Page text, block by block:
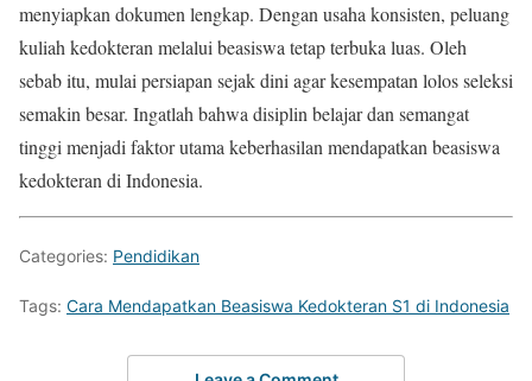
menyiapkan dokumen lengkap. Dengan usaha konsisten, peluang
kuliah kedokteran melalui beasiswa tetap terbuka luas. Oleh
sebab itu, mulai persiapan sejak dini agar kesempatan lolos seleksi
semakin besar. Ingatlah bahwa disiplin belajar dan semangat
tinggi menjadi faktor utama keberhasilan mendapatkan beasiswa
kedokteran di Indonesia.
Categories: Pendidikan
Tags: Cara Mendapatkan Beasiswa Kedokteran S1 di Indonesia